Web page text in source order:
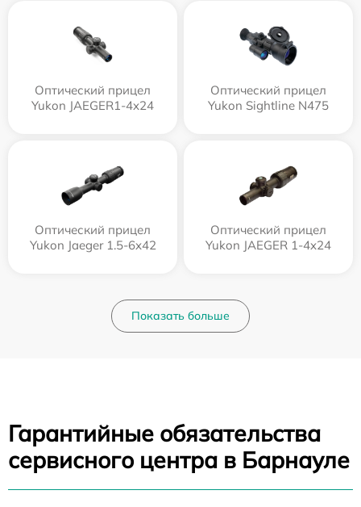
Оптический прицел
Yukon JAEGER1-4x24
Оптический прицел
Yukon Sightline N475
Оптический прицел
Yukon Jaeger 1.5-6x42
Оптический прицел
Yukon JAEGER 1-4x24
Показать больше
Гарантийные обязательства
сервисного центра в Барнауле